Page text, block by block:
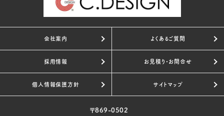
会社案内 よくあるご質問
採用情報 お見積り・お問合せ
個人情報保護方針 サイトマップ
〒869-0502